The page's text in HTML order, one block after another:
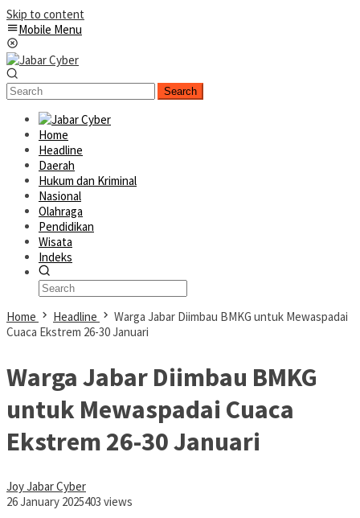
Skip to content
Mobile Menu
Search
Home
Headline
Daerah
Hukum dan Kriminal
Nasional
Olahraga
Pendidikan
Wisata
Indeks
Home Headline
Warga Jabar Diimbau BMKG untuk Mewaspadai
Cuaca Ekstrem 26-30 Januari
Warga Jabar Diimbau BMKG
untuk Mewaspadai Cuaca
Ekstrem 26-30 Januari
Joy Jabar Cyber
26 January 2025403 views